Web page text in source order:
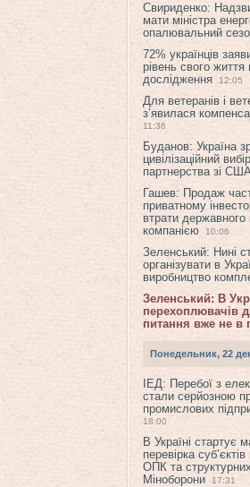
Свириденко:
мати міністра
опалювальний
72% українців
рівень свого
дослідження
12:05
Для ветеранів і
з’явилася
11:36
Буданов: Україна
цивілізаційний
партнерства зі
Гашев: Продаж
приватному
втрати
компанією
10:06
Зеленський: Нині
організувати в
виробництво
Зеленський: В
перехоплювачів
питання вже не в
Понедельник, 22
ІЕД: Перебої з
стали серйозною
промислових
18:00
В Україні стартує
перевірка
ОПК та структурних
Міноборони
17:31